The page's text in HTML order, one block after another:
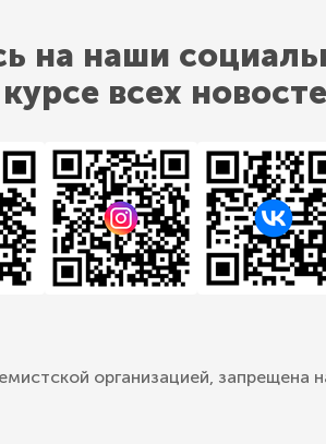
на наши
всех
организацией, запрещена